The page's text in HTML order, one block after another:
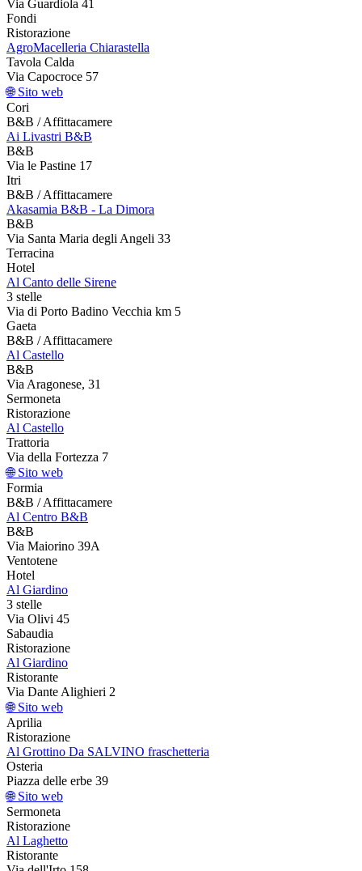
Via Guardiola 41
Fondi
Ristorazione
AgroMacelleria Chiarastella
Tavola Calda
Via Capocroce 57
🌐 Sito web
Cori
B&B / Affittacamere
Ai Livastri B&B
B&B
Via le Pastine 17
Itri
B&B / Affittacamere
Akasamia B&B - La Dimora
B&B
Via Santa Maria degli Angeli 33
Terracina
Hotel
Al Canto delle Sirene
3 stelle
Via di Porto Badino Vecchia km 5
Gaeta
B&B / Affittacamere
Al Castello
B&B
Via Aragonese, 31
Sermoneta
Ristorazione
Al Castello
Trattoria
Via della Fortezza 7
🌐 Sito web
Formia
B&B / Affittacamere
Al Centro B&B
B&B
Via Maiorino 39A
Ventotene
Hotel
Al Giardino
3 stelle
Via Olivi 45
Sabaudia
Ristorazione
Al Giardino
Ristorante
Via Dante Alighieri 2
🌐 Sito web
Aprilia
Ristorazione
Al Grottino Da SALVINO fraschetteria
Osteria
Piazza delle erbe 39
🌐 Sito web
Sermoneta
Ristorazione
Al Laghetto
Ristorante